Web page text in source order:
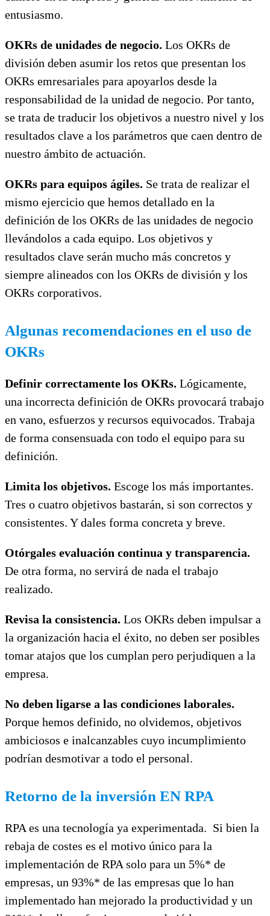
entusiasmo.
OKRs de unidades de negocio. Los OKRs de
división deben asumir los retos que presentan los
OKRs emresariales para apoyarlos desde la
responsabilidad de la unidad de negocio. Por tanto,
se trata de traducir los objetivos a nuestro nivel y los
resultados clave a los parámetros que caen dentro de
nuestro ámbito de actuación.
OKRs para equipos ágiles. Se trata de realizar el
mismo ejercicio que hemos detallado en la
definición de los OKRs de las unidades de negocio
llevándolos a cada equipo. Los objetivos y
resultados clave serán mucho más concretos y
siempre alineados con los OKRs de división y los
OKRs corporativos.
Algunas recomendaciones en el uso de
OKRs
Definir correctamente los OKRs. Lógicamente,
una incorrecta definición de OKRs provocará trabajo
en vano, esfuerzos y recursos equivocados. Trabaja
de forma consensuada con todo el equipo para su
definición.
Limita los objetivos. Escoge los más importantes.
Tres o cuatro objetivos bastarán, si son correctos y
consistentes. Y dales forma concreta y breve.
Otórgales evaluación continua y transparencia.
De otra forma, no servirá de nada el trabajo
realizado.
Revisa la consistencia. Los OKRs deben impulsar a
la organización hacia el éxito, no deben ser posibles
tomar atajos que los cumplan pero perjudiquen a la
empresa.
No deben ligarse a las condiciones laborales.
Porque hemos definido, no olvidemos, objetivos
ambiciosos e inalcanzables cuyo incumplimiento
podrían desmotivar a todo el personal.
Retorno de la inversión EN RPA
RPA es una tecnología ya experimentada. Si bien la
rebaja de costes es el motivo único para la
implementación de RPA solo para un 5%* de
empresas, un 93%* de las empresas que lo han
implementado han mejorado la productividad y un